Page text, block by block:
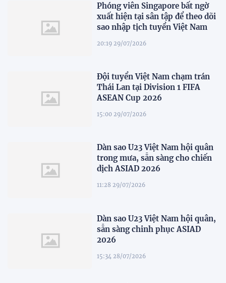
Phóng viên Singapore bất ngờ
xuất hiện tại sân tập để theo dõi
sao nhập tịch tuyển Việt Nam
20:19 29/07/2026
Đội tuyển Việt Nam chạm trán
Thái Lan tại Division 1 FIFA
ASEAN Cup 2026
15:00 29/07/2026
Dàn sao U23 Việt Nam hội quân
trong mưa, sẵn sàng cho chiến
dịch ASIAD 2026
11:28 29/07/2026
Dàn sao U23 Việt Nam hội quân,
sẵn sàng chinh phục ASIAD
2026
15:34 28/07/2026